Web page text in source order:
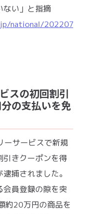
ない」と指摘
national/20220712-
スの初回割引
の支払いを免
ーサービスで新規
きクーポンを得
捕されました。
会員登録の隙を突
約20万円の商品を